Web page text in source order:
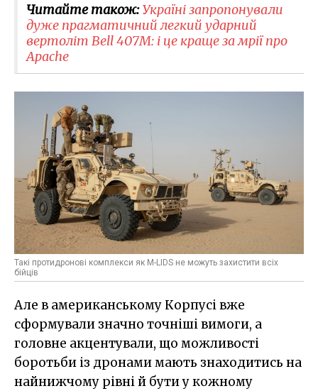
Читайте також:Україні запропонували
дуже прагматичний легкий ударний
вертоліт Bell 407M: і це краще за мрії про
Apache
Такі протидронові комплекси як M-LIDS не можуть захистити всіх
бійців
Але в американському Корпусі вже
сформували значно точніші вимоги, а
головне акцентували, що можливості
боротьби із дронами мають знаходитись на
найнижчому рівні й бути у кожному